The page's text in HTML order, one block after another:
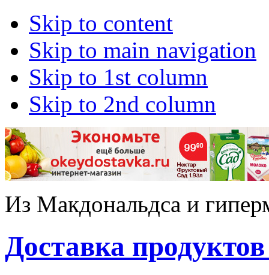
Skip to content
Skip to main navigation
Skip to 1st column
Skip to 2nd column
Из Макдональдса и
Доставка